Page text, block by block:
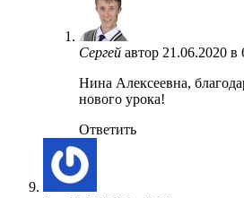
Сергей автор 21.06.2020 в
Нина Алексеевна,
нового урока!
Ответить